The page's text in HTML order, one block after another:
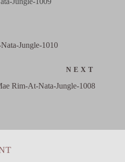
Jungle-1010
NEXT
Rim-At-Nata-Jungle-1008